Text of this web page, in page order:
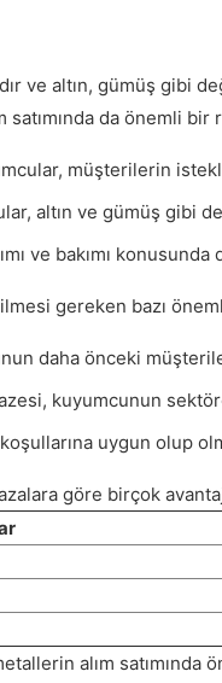
ve altın, gümüş gibi
satımında da önemli
müşterilerin
altın ve gümüş gibi
ve bakımı
gereken bazı
daha önceki
kuyumcunun
uygun olup
göre birçok
alım